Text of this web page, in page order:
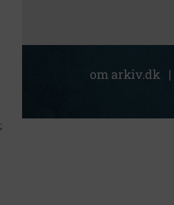
om arkiv.dk |
;